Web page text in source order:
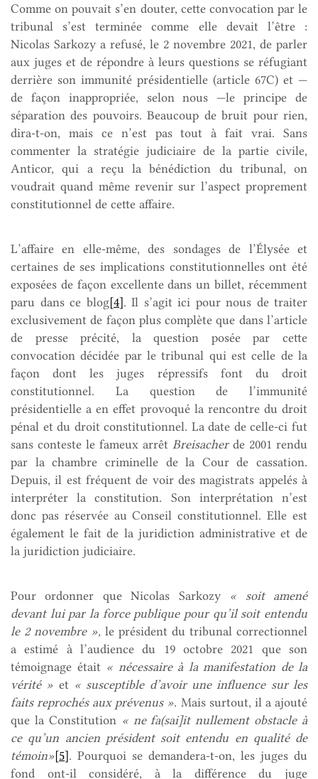
Comme on pouvait s’en douter, cette convocation par le
tribunal s’est terminée comme elle devait l’être :
Nicolas Sarkozy a refusé, le 2 novembre 2021, de parler
aux juges et de répondre à leurs questions se réfugiant
derrière son immunité présidentielle (article 67C) et —
de façon inappropriée, selon nous —le principe de
séparation des pouvoirs. Beaucoup de bruit pour rien,
dira-t-on, mais ce n’est pas tout à fait vrai. Sans
commenter la stratégie judiciaire de la partie civile,
Anticor, qui a reçu la bénédiction du tribunal, on
voudrait quand même revenir sur l’aspect proprement
constitutionnel de cette affaire.
L’affaire en elle-même, des sondages de l’Élysée et
certaines de ses implications constitutionnelles ont été
exposées de façon excellente dans un billet, récemment
paru dans ce blog[4]. Il s’agit ici pour nous de traiter
exclusivement de façon plus complète que dans l’article
de presse précité, la question posée par cette
convocation décidée par le tribunal qui est celle de la
façon dont les juges répressifs font du droit
constitutionnel. La question de l’immunité
présidentielle a en effet provoqué la rencontre du droit
pénal et du droit constitutionnel. La date de celle-ci fut
sans conteste le fameux arrêt Breisacherde 2001 rendu
par la chambre criminelle de la Cour de cassation.
Depuis, il est fréquent de voir des magistrats appelés à
interpréter la constitution. Son interprétation n’est
donc pas réservée au Conseil constitutionnel. Elle est
également le fait de la juridiction administrative et de
la juridiction judiciaire.
Pour ordonner que Nicolas Sarkozy « soit amené
devant lui par la force publique pour qu’il soit entendu
le 2 novembre », le président du tribunal correctionnel
a estimé à l’audience du 19 octobre 2021 que son
témoignage était « nécessaire à la manifestation de la
vérité » et « susceptible d’avoir une influence sur les
faits reprochés aux prévenus ». Mais surtout, il a ajouté
que la Constitution « ne fa(sai]it nullement obstacle à
ce qu’un ancien président soit entendu en qualité de
témoin»[5]. Pourquoi se demandera-t-on, les juges du
fond ont-il considéré, à la différence du juge